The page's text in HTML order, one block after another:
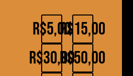
R$5,00
R$30,00
R$15,00
R$50,00